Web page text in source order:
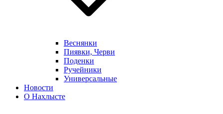
Веснянки
Пиявки, Черви
Поденки
Ручейники
Универсальные
Новости
О Нахлысте